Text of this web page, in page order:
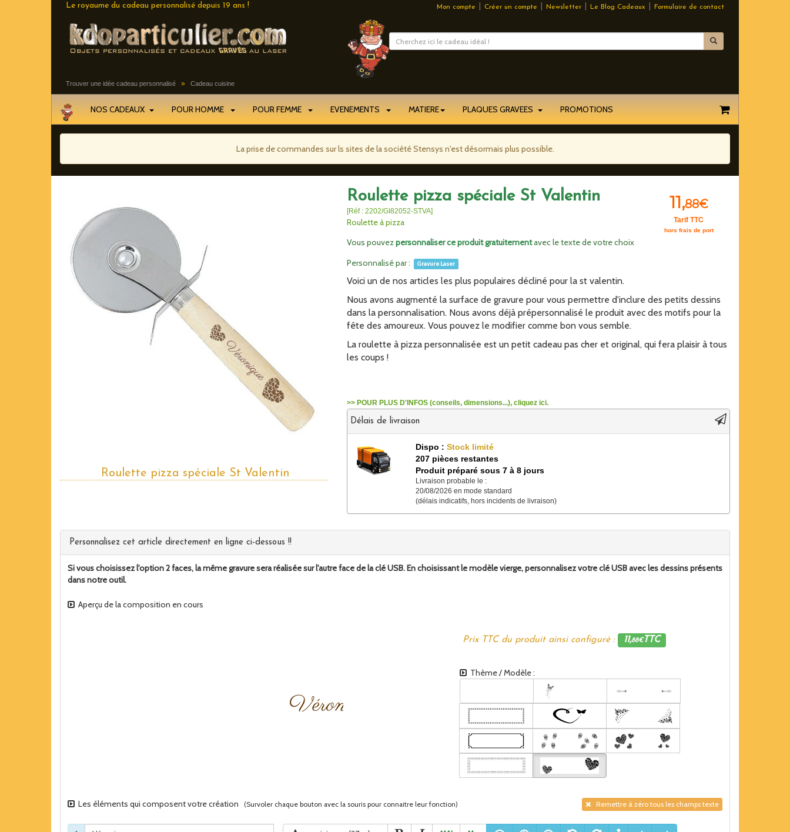
Le royaume du cadeau personnalisé depuis 19 ans ! Mon compte | Créer un compte | Newsletter | Le Blog Cadeaux | Formulaire de contact
Trouver une idée cadeau personnalisé » Cadeau cuisine
NOS CADEAUX POUR HOMME POUR FEMME EVENEMENTS MATIERE PLAQUES GRAVEES PROMOTIONS
La prise de commandes sur ls sites de la société Stensys n'est désormais plus possible.
Roulette pizza spéciale St Valentin
Roulette pizza spéciale St Valentin
[Réf : 2202/GI82052-STVA]
Roulette à pizza
11,88€
Tarif TTC
hors frais de port
Vous pouvezpersonnaliser ce produit gratuitementavec le texte de votre choix
Personnalisé par :
Gravure Laser
Voici un de nos articles les plus populaires décliné pour la st valentin.
Nous avons augmenté la surface de gravure pour vous permettre d'inclure des petits dessins
dans la personnalisation. Nous avons déjà prépersonnalisé le produit avec des motifs pour la
fête des amoureux. Vous pouvez le modifier comme bon vous semble.
La roulette à pizza personnalisée est un petit cadeau pas cher et original, qui fera plaisir à tous
les coups !
>> POUR PLUS D'INFOS (conseils, dimensions...), cliquez ici.
Délais de livraison
Dispo : Stock limité
207 pièces restantes
Produit préparé sous 7 à 8 jours
Livraison probable le :
20/08/2026 en mode standard
(délais indicatifs, hors incidents de livraison)
Personnalisez cet article directement en ligne ci-dessous !!
Si vous choisissez l'option 2 faces, la même gravure sera réalisée sur l'autre face de la clé USB. En choisissant le modèle vierge, personnalisez votre clé USB avec les dessins présents
dans notre outil.
Aperçu de la composition en cours
Prix TTC du produit ainsi configuré : 11,88€TTC
Thème / Modèle :
Les éléments qui composent votre création (Survoler chaque bouton avec la souris pour connaitre leur fonction) Remettre à zéro tous les champs texte